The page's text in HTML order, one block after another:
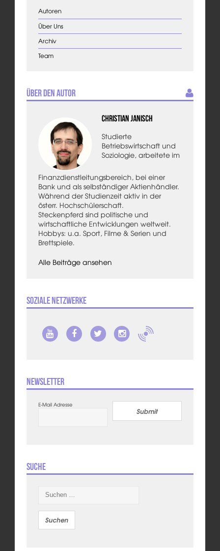
Autoren
Über Uns
Archiv
Team
Über den Autor
Christian Janisch
Studierte
Betriebswirtschaft und
Soziologie, arbeitete im
Finanzdienstleitungsbereich, bei einer
Bank und als selbständiger Aktienhändler.
Während der Studienzeit aktiv in der
österr. Hochschülerschaft.
Steckenpferd sind politische und
wirtschaftliche Entwicklungen weltweit.
Hobbys: u.a. Sport, Filme & Serien und
Brettspiele.
Alle Beiträge ansehen
Soziale Netzwerke
Newsletter
E-Mail Adresse
Submit
Suche
nach: